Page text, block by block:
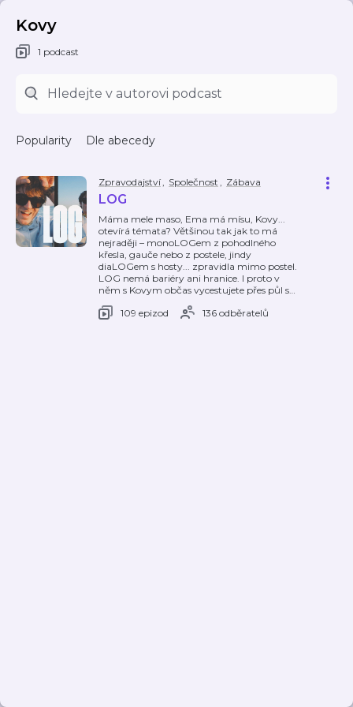
Kovy
1 podcast
Popularity Dle abecedy
Zpravodajství, Společnost , Zábava
LOG
Máma mele maso, Ema má mísu, Kovy...
otevírá témata? Většinou tak jak to má
nejraději – monoLOGem z pohodlného
křesla, gauče nebo z postele, jindy
diaLOGem s hosty... zpravidla mimo postel.
LOG nemá bariéry ani hranice. I proto v
něm s Kovym občas vycestujete přes půl s…
109 epizod
136 odběratelů